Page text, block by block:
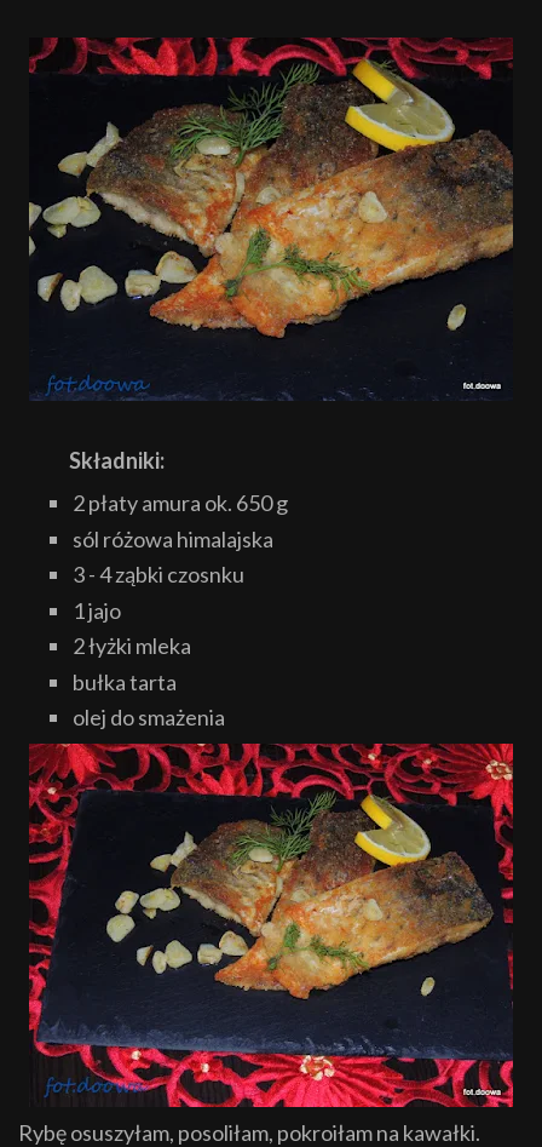
Składniki:
2 płaty amura ok. 650 g
sól różowa himalajska
3 - 4 ząbki czosnku
1 jajo
2 łyżki mleka
bułka tarta
olej do smażenia
Rybę osuszyłam, posoliłam, pokroiłam na kawałki.